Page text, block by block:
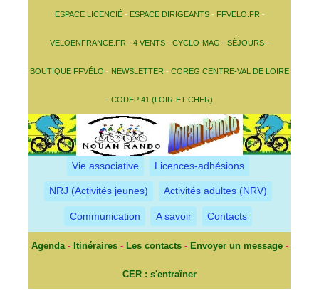
ESPACE LICENCIÉ- ESPACE DIRIGEANTS- FFVELO.FR -
VELOENFRANCE.FR - 4 VENTS - CYCLO-MAG - SÉJOURS -
BOUTIQUE FFVÉLO - NEWSLETTER - COREG CENTRE-VAL DE LOIRE
- CODEP 41 (LOIR-ET-CHER)
Vie associative Licences-adhésions
NRJ (Activités jeunes) Activités adultes (NRV)
Communication A savoir Contacts
Agenda- Itinéraires- Les contacts- Envoyer un message-
CER : s'entraîner